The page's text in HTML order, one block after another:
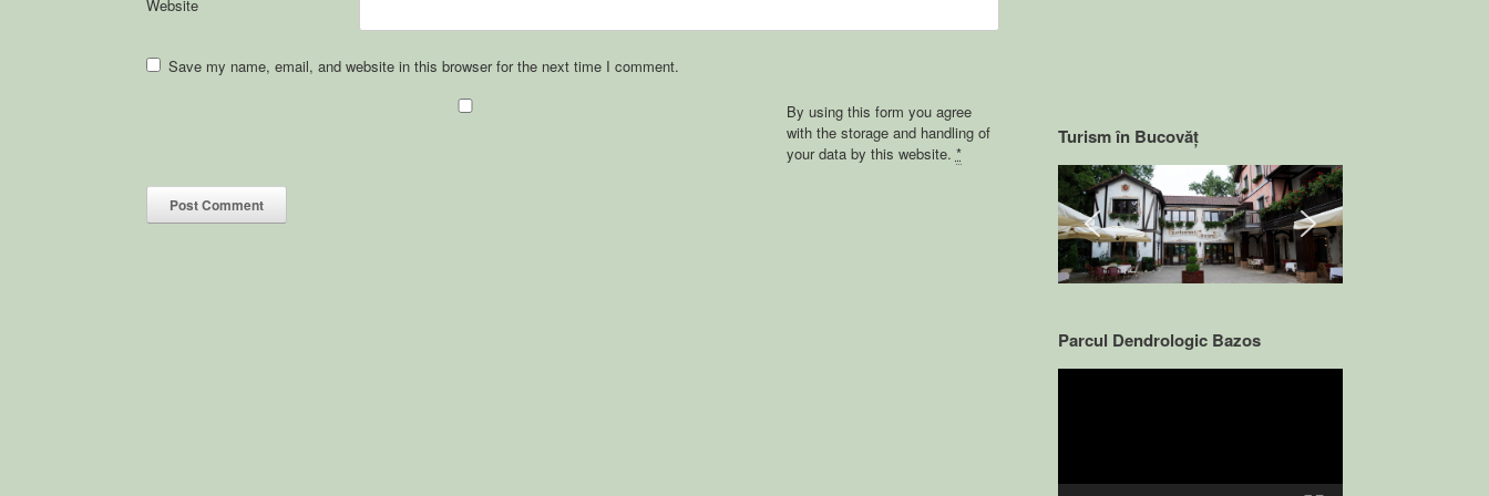
Website
Save my name, email, and website in this browser for the next time I comment.
By using this form you agree
with the storage and handling of
your data by this website. *
Turism în Bucovăț
Parcul Dendrologic Bazos